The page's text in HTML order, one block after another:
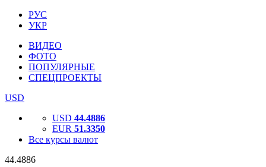
РУС
УКР
ВИДЕО
ФОТО
ПОПУЛЯРНЫЕ
СПЕЦПРОЕКТЫ
USD
USD 44.4886
EUR 51.3350
Все курсы валют
44.4886